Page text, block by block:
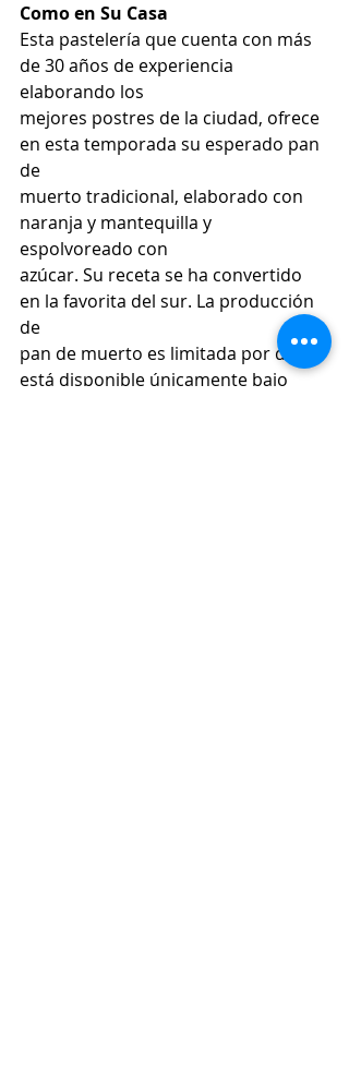
Como en Su Casa
Esta pastelería que cuenta con más
de 30 años de experiencia
elaborando los
mejores postres de la ciudad, ofrece
en esta temporada su esperado pan
de
muerto tradicional, elaborado con
naranja y mantequilla y
espolvoreado con
azúcar. Su receta se ha convertido
en la favorita del sur. La producción
de
pan de muerto es limitada por día, y
está disponible únicamente bajo